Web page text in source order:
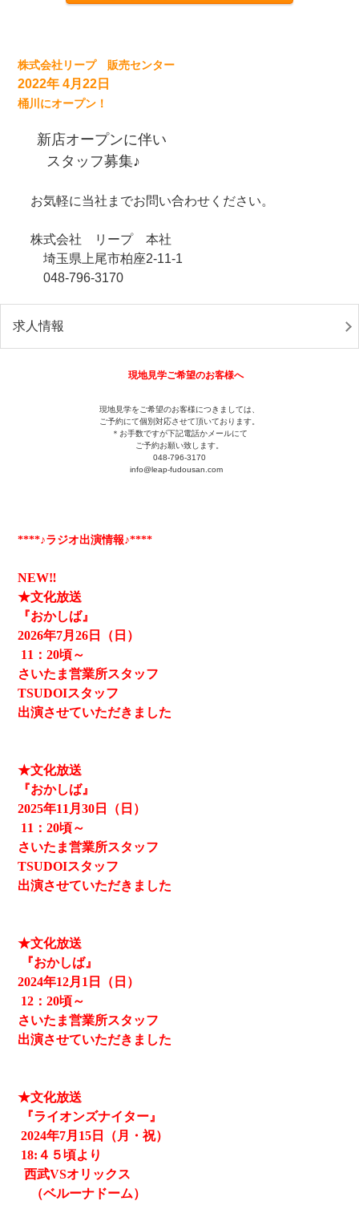
株式会社リープ 販売センター
2022年 4月22日
桶川にオープン！
新店オープンに伴い
スタッフ募集♪
お気軽に当社までお問い合わせください。
株式会社 リープ 本社
埼玉県上尾市柏座2-11-1
048-796-3170
求人情報
現地見学ご希望のお客様へ
現地見学をご希望のお客様につきましては、
ご予約にて個別対応させて頂いております。
＊お手数ですが下記電話かメールにて
ご予約お願い致します。
048-796-3170
info@leap-fudousan.com
****♪ラジオ出演情報♪****
NEW‼
★文化放送
『おかしば』
2026年7月26日（日）
11 ：20頃～
さいたま営業所スタッフ
TSUDOIスタッフ
出演させていただきました
★文化放送
『おかしば』
2025年11月30日（日）
11 ：20頃～
さいたま営業所スタッフ
TSUDOIスタッフ
出演させていただきました
★文化放送
『おかしば』
2024年12月1日（日）
12 ：20頃～
さいたま営業所スタッフ
出演させていただきました
★文化放送
『ライオンズナイター』
2024年7月15日（月・祝）
18:４５頃より
西武VSオリックス
（ベルーナドーム）